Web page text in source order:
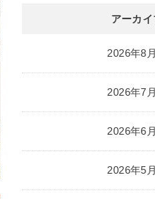
アーカイ
2026年8月
2026年7月
2026年6月
2026年5月